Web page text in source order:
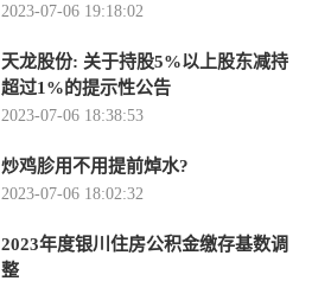
2023-07-06 19:18:02
天龙股份: 关于持股5%以上股东减持
超过1%的提示性公告
2023-07-06 18:38:53
炒鸡胗用不用提前焯水?
2023-07-06 18:02:32
2023年度银川住房公积金缴存基数调
整